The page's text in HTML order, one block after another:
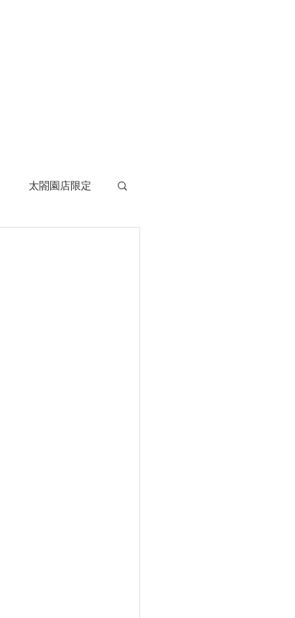
太閤園店限定